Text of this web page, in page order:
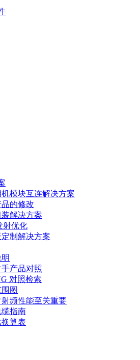
模块互连解决方案
的修改
解决方案
射优化
制解决方案
产品对照
对照检索
图
频性能至关重要
缆指南
算表